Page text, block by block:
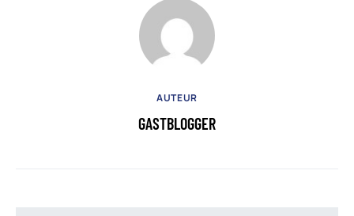
AUTEUR
GASTBLOGGER